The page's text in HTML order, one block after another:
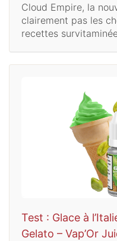
Cloud Empire, la
clairement pas les
recettes
Test : Glace à
Gelato – Vap’Or